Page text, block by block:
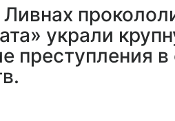
украли
преступления